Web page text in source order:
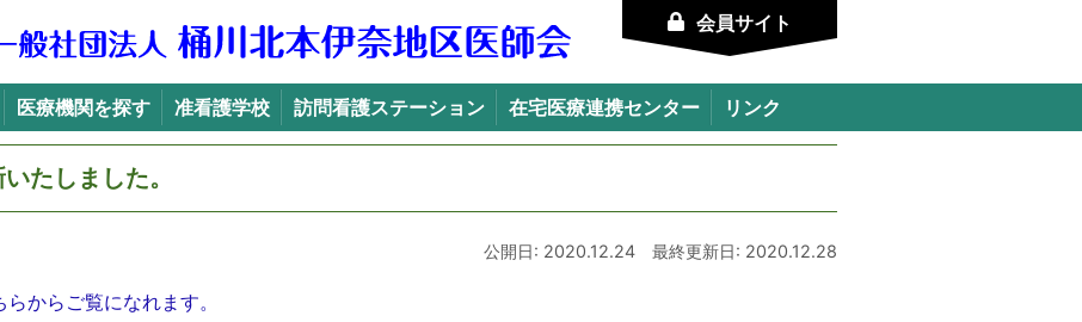
会員サイト
医療機関を探す 准看護学校 訪問看護ステーション 在宅医療連携センター リンク
ックス>「健康一口メモ」を更新いたしました。
たしました。
公開日: 2020.12.24 最終更新日: 2020.12.28
からご覧になれます。